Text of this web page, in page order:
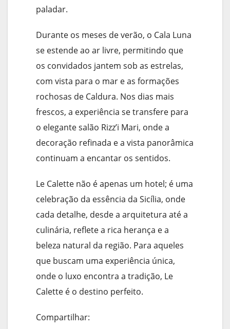
paladar.
Durante os meses de verão, o Cala Luna
se estende ao ar livre, permitindo que
os convidados jantem sob as estrelas,
com vista para o mar e as formações
rochosas de Caldura. Nos dias mais
frescos, a experiência se transfere para
o elegante salão Rizz’i Mari, onde a
decoração refinada e a vista panorâmica
continuam a encantar os sentidos.
Le Calette não é apenas um hotel; é uma
celebração da essência da Sicília, onde
cada detalhe, desde a arquitetura até a
culinária, reflete a rica herança e a
beleza natural da região. Para aqueles
que buscam uma experiência única,
onde o luxo encontra a tradição, Le
Calette é o destino perfeito.
Compartilhar: